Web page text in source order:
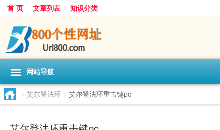
首 页 文章列表 知识分类
网站导航
> 艾尔登法环 > 艾尔登法环重击键pc